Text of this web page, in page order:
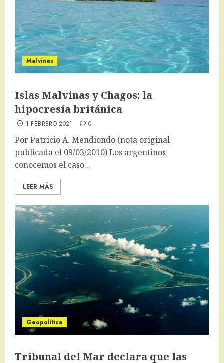
Malvinas
Islas Malvinas y Chagos: la
hipocresía británica
1 FEBRERO 2021 0
Por Patricio A. Mendiondo (nota original
publicada el 09/03/2010) Los argentinos
conocemos el caso...
LEER MÁS
Geopolítica
Tribunal del Mar declara que las